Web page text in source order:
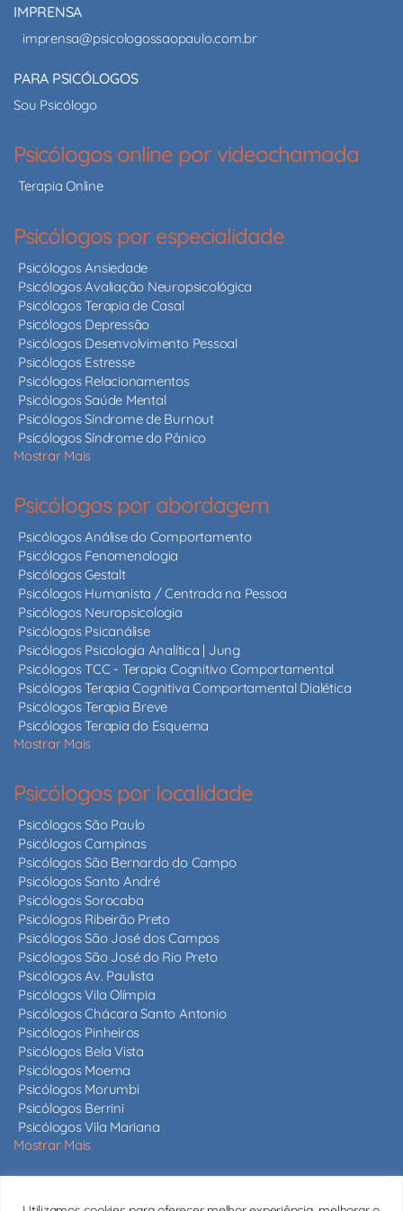
IMPRENSA
imprensa@psicologossaopaulo.com.br
PARA PSICÓLOGOS
Sou Psicólogo
Psicólogos online por videochamada
Terapia Online
Psicólogos por especialidade
Psicólogos Ansiedade
Psicólogos Avaliação Neuropsicológica
Psicólogos Terapia de Casal
Psicólogos Depressão
Psicólogos Desenvolvimento Pessoal
Psicólogos Estresse
Psicólogos Relacionamentos
Psicólogos Saúde Mental
Psicólogos Síndrome de Burnout
Psicólogos Síndrome do Pânico
Mostrar Mais
Psicólogos por abordagem
Psicólogos Análise do Comportamento
Psicólogos Fenomenologia
Psicólogos Gestalt
Psicólogos Humanista / Centrada na Pessoa
Psicólogos Neuropsicologia
Psicólogos Psicanálise
Psicólogos Psicologia Analítica | Jung
Psicólogos TCC - Terapia Cognitivo Comportamental
Psicólogos Terapia Cognitiva Comportamental Dialética
Psicólogos Terapia Breve
Psicólogos Terapia do Esquema
Mostrar Mais
Psicólogos por localidade
Psicólogos São Paulo
Psicólogos Campinas
Psicólogos São Bernardo do Campo
Psicólogos Santo André
Psicólogos Sorocaba
Psicólogos Ribeirão Preto
Psicólogos São José dos Campos
Psicólogos São José do Rio Preto
Psicólogos Av. Paulista
Psicólogos Vila Olímpia
Psicólogos Chácara Santo Antonio
Psicólogos Pinheiros
Psicólogos Bela Vista
Psicólogos Moema
Psicólogos Morumbi
Psicólogos Berrini
Psicólogos Vila Mariana
Mostrar Mais